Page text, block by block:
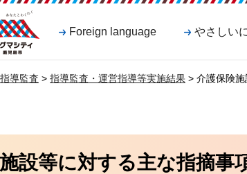
マシティ
島市
Foreign language やさしい
指導監査 > 指導監査・運営指導等実施結果 > 介護保険
設等に対する主な指摘事